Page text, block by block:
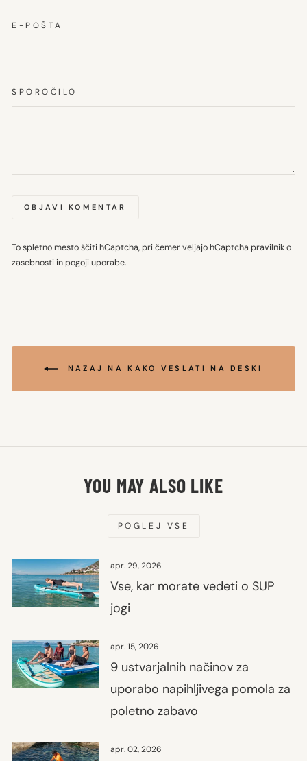
E-POŠTA
SPOROČILO
OBJAVI KOMENTAR
To spletno mesto ščiti hCaptcha, pri čemer veljajo hCaptcha pravilnik o
zasebnostiinpogoji uporabe.
NAZAJ NA KAKO VESLATI NA DESKI
YOU MAY ALSO LIKE
POGLEJ VSE
apr. 29, 2026
Vse, kar morate vedeti o SUP
jogi
apr. 15, 2026
9 ustvarjalnih načinov za
uporabo napihljivega pomola za
poletno zabavo
apr. 02, 2026